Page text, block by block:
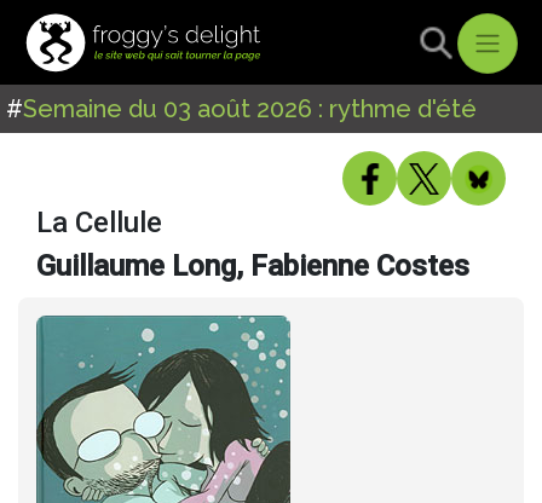
#Semaine du 03 août 2026 : rythme d'été
La Cellule
Guillaume Long, Fabienne Costes